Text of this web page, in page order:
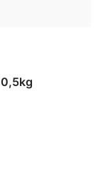
Pferd mit Süßkartoffel - 0,5kg